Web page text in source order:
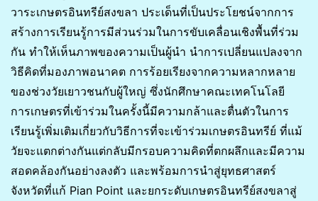
วาระเกษตรอินทรีย์สงขลา ประเด็นที่เป็นประโยชน์จากการ
สร้างการเรียนรู้การมีส่วนร่วมในการขับเคลื่อนเชิงพื้นที่ร่วม
กัน ทำให้เห็นภาพของความเป็นผู้นำ นำการเปลี่ยนแปลงจาก
วิธีคิดที่มองภาพอนาคต การร้อยเรียงจากความหลากหลาย
ของช่วงวัยเยาวชนกับผู้ใหญ่ ซึ่งนักศึกษาคณะเทคโนโลยี
การเกษตรที่เข้าร่วมในครั้งนี้มีความกล้าและตื่นตัวในการ
เรียนรู้เพิ่มเติมเกี่ยวกับวิธีการที่จะเข้าร่วมเกษตรอินทรีย์ ที่แม้
วัยจะแตกต่างกันแต่กลับมีกรอบความคิดที่ตกผลึกและมีความ
สอดคล้องกันอย่างลงตัว และพร้อมการนำสู่ยุทธศาสตร์
จังหวัดที่แก้ Pian Point และยกระดับเกษตรอินทรีย์สงขลาสู่